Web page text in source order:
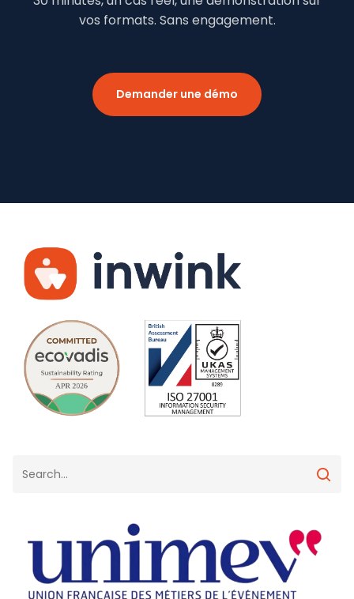
vos formats. Sans engagement.
Demander une démo